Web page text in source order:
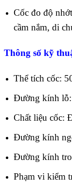
Cốc đo độ
cầm nắm, di
Thông số kỹ
Thể tích cốc:
Đường kính
Chất liệu cốc:
Đường kính
Đường kính
Phạm vi kiểm